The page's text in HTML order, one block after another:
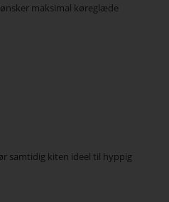
maksimal køreglæde
samtidig kiten ideel til hyppig